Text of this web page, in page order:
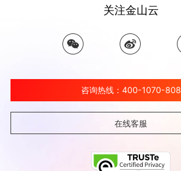
关注金山云
咨询热线：400-1070-808
在线客服